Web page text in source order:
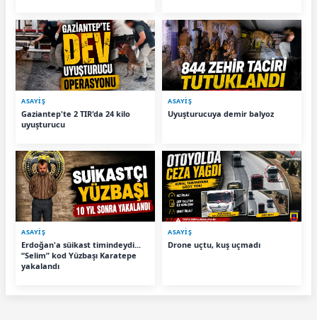
ASAYİŞ
Gaziantep'te 2 TIR'da 24 kilo
uyuşturucu
ASAYİŞ
Uyuşturucuya demir balyoz
ASAYİŞ
Erdoğan'a süikast timindeydi...
“Selim” kod Yüzbaşı Karatepe
yakalandı
ASAYİŞ
Drone uçtu, kuş uçmadı